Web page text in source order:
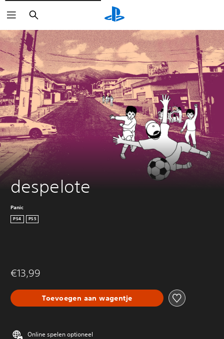
Zoeken
despelote
Panic
PS4 PS5
€13,99
Toevoegen aan wagentje
Online spelen optioneel